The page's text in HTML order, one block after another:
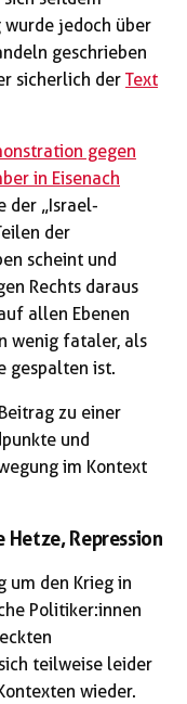
wurde jedoch über
geschrieben
sicherlich der Text
gegen
in Eisenach
der „Israel-
der
scheint und
Rechts daraus
allen Ebenen
wenig fataler, als
gespalten ist.
zu einer
und
im Kontext
Repression
um den Krieg in
Politiker:innen
teilweise leider
wieder.